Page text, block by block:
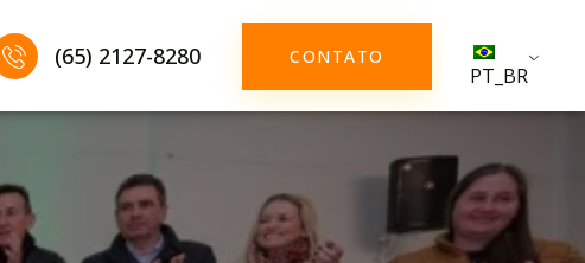
(65) 2127-8280 CONTATO
PT_BR